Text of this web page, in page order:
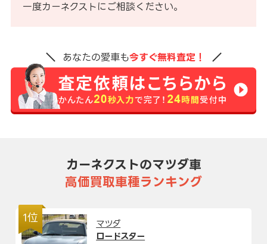
一度カーネクストにご相談ください。
あなたの愛車も今すぐ無料査定！
カーネクストのマツダ車
高価買取車種ランキング
1位
マツダ
ロードスター